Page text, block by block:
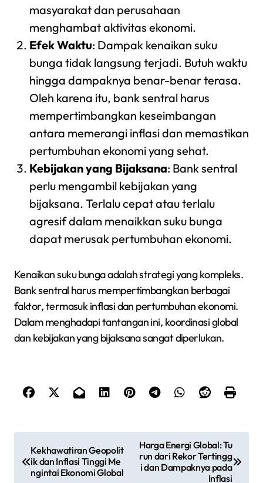
masyarakat dan perusahaan
menghambat aktivitas ekonomi.
Efek Waktu: Dampak kenaikan suku
bunga tidak langsung terjadi. Butuh waktu
hingga dampaknya benar-benar terasa.
Oleh karena itu, bank sentral harus
mempertimbangkan keseimbangan
antara memerangi inflasi dan memastikan
pertumbuhan ekonomi yang sehat.
Kebijakan yang Bijaksana: Bank sentral
perlu mengambil kebijakan yang
bijaksana. Terlalu cepat atau terlalu
agresif dalam menaikkan suku bunga
dapat merusak pertumbuhan ekonomi.
Kenaikan suku bunga adalah strategi yang kompleks.
Bank sentral harus mempertimbangkan berbagai
faktor, termasuk inflasi dan pertumbuhan ekonomi.
Dalam menghadapi tantangan ini, koordinasi global
dan kebijakan yang bijaksana sangat diperlukan.
a
Kekhawatiran Geopolit
ik dan Inflasi Tinggi Me
ngintai Ekonomi Global
Harga Energi Global: Tu
run dari Rekor Tertingg
i dan Dampaknya pada
Inflasi